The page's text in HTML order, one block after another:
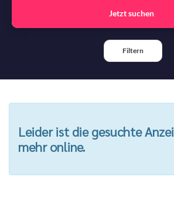
Jetzt suchen
Filtern
Leider ist die gesuchte
mehr online.